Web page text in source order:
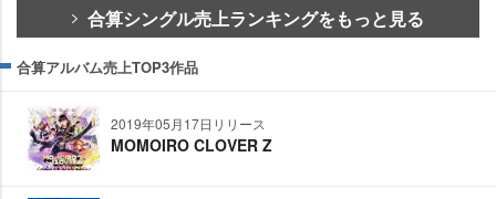
合算シングル売上ランキングをもっと見る
合算アルバム売上TOP3作品
2019年05月17日リリース
MOMOIRO CLOVER Z